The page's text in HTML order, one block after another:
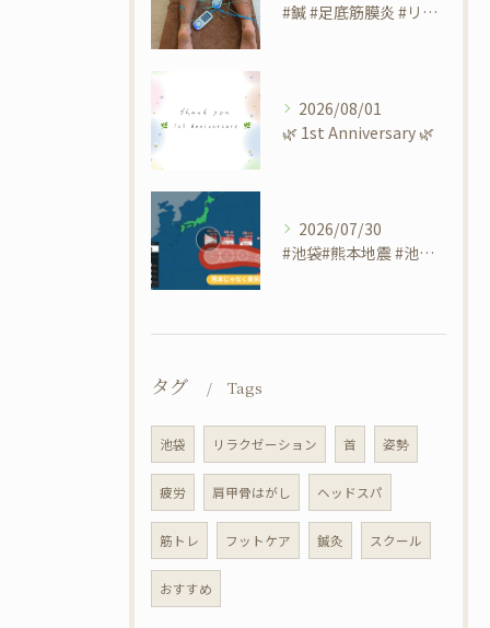
#鍼 #足底筋膜炎 #リラクゼーションサロンsheep #筋...
2026/08/01
​🌿 1st Anniversary 🌿
2026/07/30
#池袋#熊本地震 #池袋 #リラクゼーションサロンsheep
タグ Tags
池袋 リラクゼーション 首 姿勢
疲労 肩甲骨はがし ヘッドスパ
筋トレ フットケア 鍼灸 スクール
おすすめ